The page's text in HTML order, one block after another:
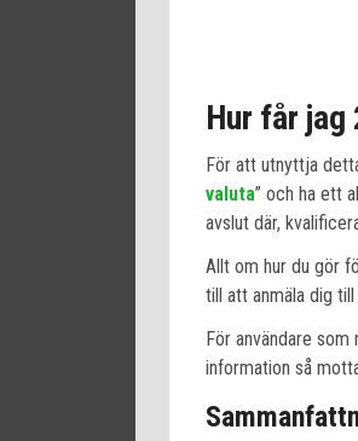
Hur får jag
För att utnyttja
valuta” och ha ett
avslut där,
Allt om hur du gör
till att anmäla dig till
För användare
information så